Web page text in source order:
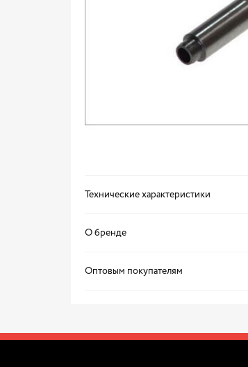
Технические характеристики
О бренде
Оптовым покупателям